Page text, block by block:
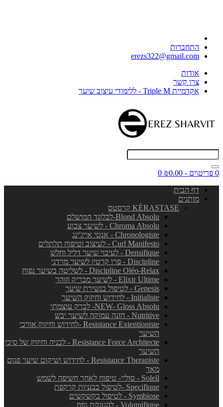
התחברות
erezs322@gmail.com
אודות
צרו קשר
אקדמיית Triple M - ללימודי עיצוב שיער
0 פריט\ים - ₪0.00
0
דף הבית
מותגים
KÈRASTASE קרסטס
Blond Absolu-לבלונד המושלם
Chroma Absolu - לשיער צבוע
Chronologiste - אנטי אייג'ינג
Curl Manifesto - לעיצוב וטיפוח תלתלים
Densifique - לעיבוי שיער דליל וחלש
Discipline - פרו קרטין לשיער מרדני
Discipline Oléo-Relax - לשליטה בשיער נפוח
Elixir Ultime - לשיער מבריק וזוהר
Genesis - לטיפול בנשירת שיער
Initialiste - לחידוש וחיזוק השיער
NEW- Gloss Absolu- לברק עוצמתי
Nutritive - הזנה עמוקה לשיער יבש
Resistance Extentioniste -לחידוש וחיזוק אורכי
השיער
Resistance Force Architecte - לבניה וחיזוק של סיבי
השיער
Resistance Therapiste - לחידוש ושיקום שיער פגום
מאד
Soleil - סוליי- טיפוח לאחר חשיפה לשמש
Specifique -לטיפול בבעיות קרקפת
Symbiose - לטיפול בקשקשים
Volumifique - להענקת נפח